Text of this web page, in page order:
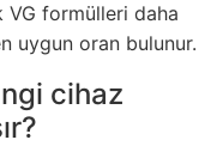
VG formülleri daha
uygun oran bulunur.
cihaz